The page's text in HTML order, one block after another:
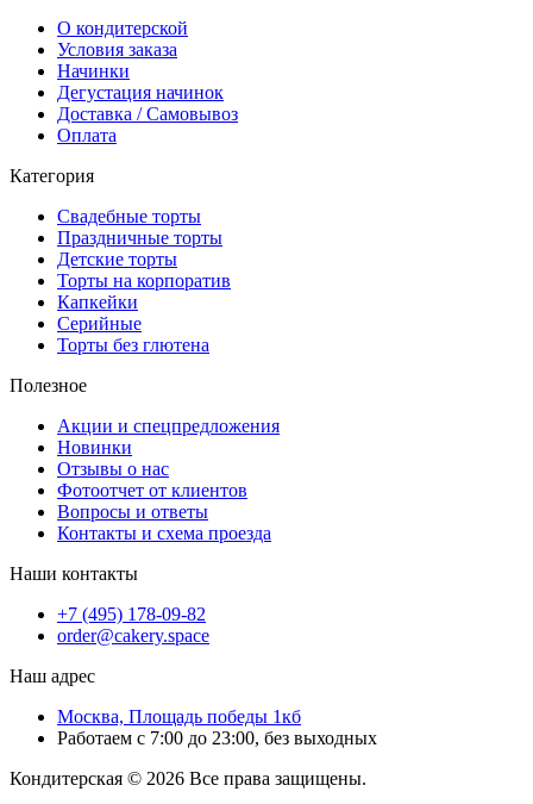
О кондитерской
Условия заказа
Начинки
Дегустация начинок
Доставка / Самовывоз
Оплата
Категория
Свадебные торты
Праздничные торты
Детские торты
Торты на корпоратив
Капкейки
Серийные
Торты без глютена
Полезное
Акции и спецпредложения
Новинки
Отзывы о нас
Фотоотчет от клиентов
Вопросы и ответы
Контакты и схема проезда
Наши контакты
+7 (495) 178-09-82
order@cakery.space
Наш адрес
Москва, Площадь победы 1кб
Работаем с 7:00 до 23:00, без выходных
Кондитерская © 2026 Все права защищены.